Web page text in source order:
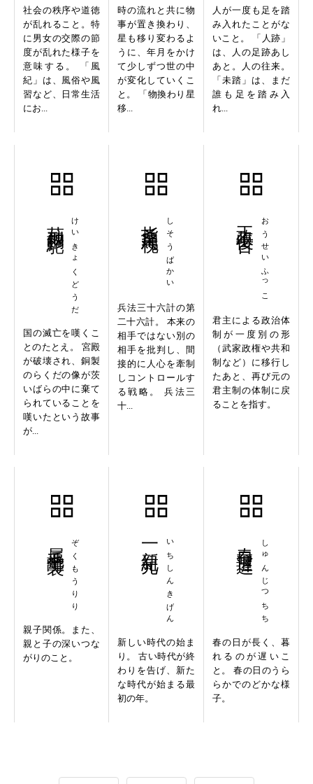
社会の秩序や道徳
が乱れること。特
に男女の交際の節
度が乱れた様子を
意味する。 「風
紀」は、風俗や風
習など、日常生活
にお...
時の流れと共に物
事が置き換わり、
星も移り変わるよ
うに、年月をかけ
て少しずつ世の中
が変化していくこ
と。 「物換わり星
移...
人が一度も足を踏
み入れたことがな
いこと。 「人跡」
は、人の足跡あし
あと。人の往来。
「未踏」は、まだ
誰も足を踏み入
れ...
けいきょくどうだ
国の滅亡を嘆くこ
とのたとえ。 宮殿
が破壊され、銅製
のらくだの像が茨
いばらの中に棄て
られていることを
嘆いたという故事
が...
しそうばかい
兵法三十六計の第
二十六計。 本来の
相手ではない別の
相手を批判し、間
接的に人心を牽制
しコントロールす
る戦略。 兵法三
十...
おうせいふっこ
君主による政治体
制が一度別の形
（武家政権や共和
制など）に移行し
たあと、再び元の
君主制の体制に戻
ることを指す。
ぞくもうりり
親子関係。また、
親と子の深いつな
がりのこと。
いちしんきげん
一新紀元
新しい時代の始ま
り。 古い時代が終
わりを告げ、新た
な時代が始まる最
初の年。
しゅんじつちち
春の日が長く、暮
れるのが遅いこ
と。 春の日のうら
らかでのどかな様
子。